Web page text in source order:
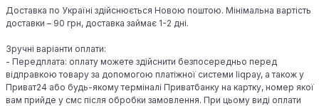
Доставка по Україні здійснюється Новою поштою. Мінімальна вартість
доставки – 90 грн, доставка займає 1-2 дні.
Зручні варіанти оплати:
- Передплата: оплату можете здійснити безпосередньо перед
відправкою товару за допомогою платіжної системи liqpay, а також у
Приват24 або будь-якому терміналі Приватбанку на картку, номер якої
вам прийде у смс після обробки замовлення. При цьому виді оплати